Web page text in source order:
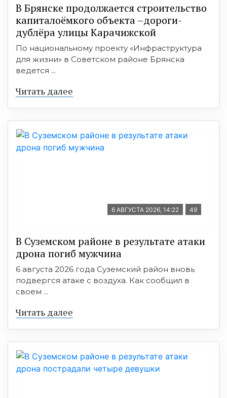
В Брянске продолжается строительство
капиталоёмкого объекта –дороги-
дублёра улицы Карачижской
По национальному проекту «Инфраструктура
для жизни» в Советском районе Брянска
ведется ...
Читать далее
6 АВГУСТА 2026, 14:22 49
В Суземском районе в результате атаки
дрона погиб мужчина
6 августа 2026 года Суземский район вновь
подвергся атаке с воздуха. Как сообщил в
своем ...
Читать далее